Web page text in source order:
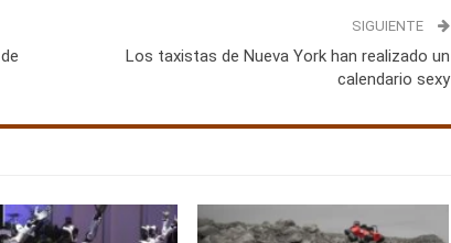
SIGUIENTE
Los taxistas de Nueva York han realizado un
calendario sexy